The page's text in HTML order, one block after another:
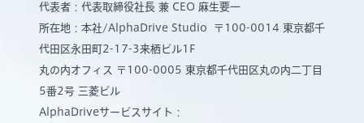
代表者：代表取締役社長 兼 CEO 麻生要一
所在地：本社/AlphaDrive Studio 〒100-0014 東京都千
代田区永田町2-17-3来栖ビル1F
丸の内オフィス 〒100-0005 東京都千代田区丸の内二丁目
5番2号 三菱ビル
AlphaDriveサービスサイト：